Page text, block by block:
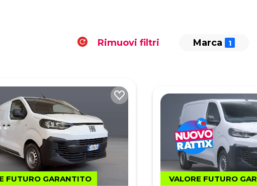
Rimuovi filtri Marca
FUTURO GARANTITO VALORE FUTURO